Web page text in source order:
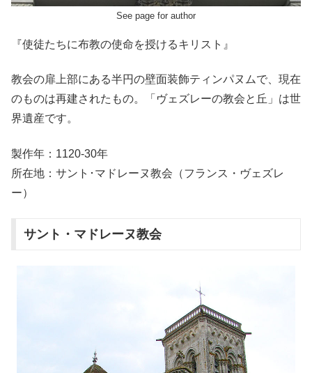
See page for author
『使徒たちに布教の使命を授けるキリスト』
教会の扉上部にある半円の壁面装飾ティンパヌムで、現在
のものは再建されたもの。「ヴェズレーの教会と丘」は世
界遺産です。
製作年：1120-30年
所在地：サント･マドレーヌ教会（フランス・ヴェズレ
ー）
サント・マドレーヌ教会